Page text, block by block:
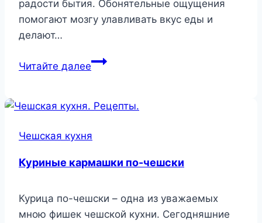
радости бытия. Обонятельные ощущения
помогают мозгу улавливать вкус еды и
делают…
Читайте далееФаршированные
Чешская кухня
Куриные кармашки по-чешски
Курица по-чешски – одна из уважаемых
мною фишек чешской кухни. Сегодняшние